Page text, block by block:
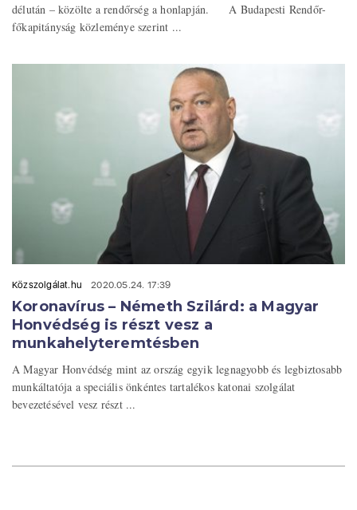
délután – közölte a rendőrség a honlapján. A Budapesti Rendőr-
főkapitányság közleménye szerint ...
Közszolgálat.hu 2020.05.24. 17:39
Koronavírus – Németh Szilárd: a Magyar
Honvédség is részt vesz a
munkahelyteremtésben
A Magyar Honvédség mint az ország egyik legnagyobb és legbiztosabb
munkáltatója a speciális önkéntes tartalékos katonai szolgálat
bevezetésével vesz részt ...